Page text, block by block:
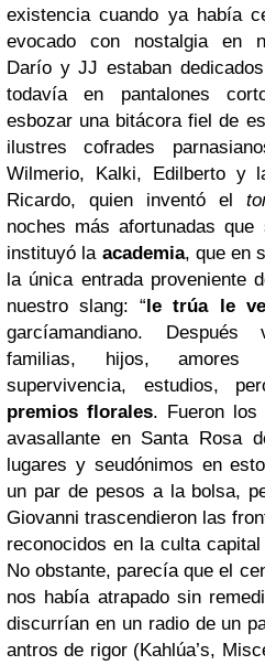
existencia cuando ya había
evocado con nostalgia en
Darío y JJ estaban
todavía en pantalones
esbozar una bitácora fiel de
ilustres cofrades
Wilmerio, Kalki, Edilberto y
Ricardo, quien inventó el
noches más afortunadas
instituyó la academia, que en
la única entrada proveniente
nuestro slang: “le trúa le
garcíamandiano.
familias, hijos, amores
supervivencia, estudios,
premios florales. Fueron los
avasallante en Santa Rosa
lugares y seudónimos en
un par de pesos a la bolsa,
Giovanni trascendieron las
reconocidos en la culta
No obstante, parecía que el
nos había atrapado sin
discurrían en un radio de un
antros de rigor (Kahlúa’s,